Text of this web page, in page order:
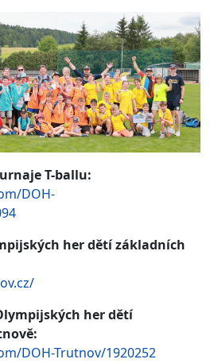
T-ballu:
DOH-
her dětí základních
her dětí
DOH-Trutnov/1920252